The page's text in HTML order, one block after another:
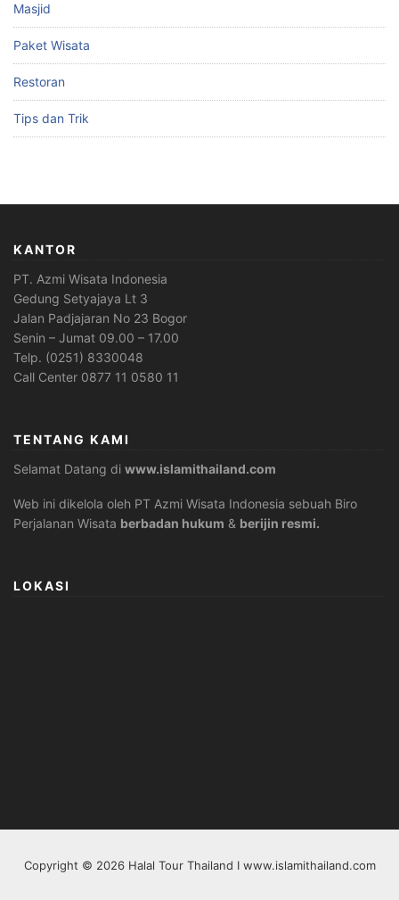
Masjid
Paket Wisata
Restoran
Tips dan Trik
KANTOR
PT. Azmi Wisata Indonesia
Gedung Setyajaya Lt 3
Jalan Padjajaran No 23 Bogor
Senin – Jumat 09.00 – 17.00
Telp. (0251) 8330048
Call Center 0877 11 0580 11
TENTANG KAMI
Selamat Datang di www.islamithailand.com
Web ini dikelola oleh PT Azmi Wisata Indonesia sebuah Biro
Perjalanan Wisata berbadan hukum & berijin resmi.
LOKASI
Copyright © 2026 Halal Tour Thailand I www.islamithailand.com